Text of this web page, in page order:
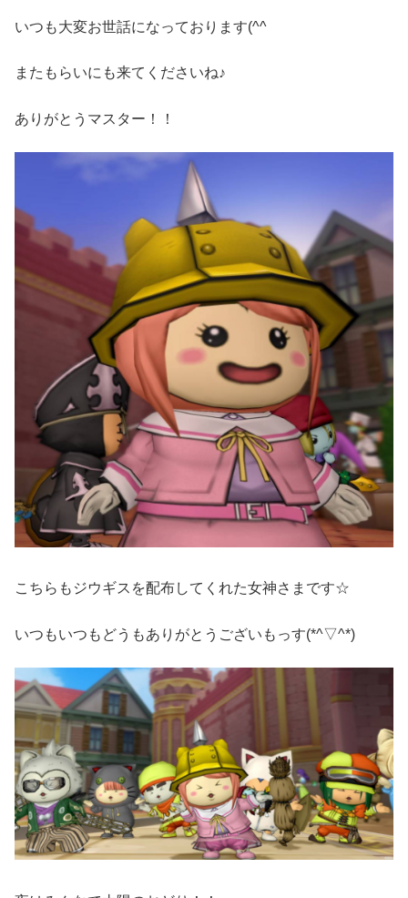
いつも大変お世話になっております(^^ゞ
またもらいにも来てくださいね♪
ありがとうマスター！！
こちらもジウギスを配布してくれた女神さまです☆
いつもいつもどうもありがとうございもっす(*^▽^*)ゞ